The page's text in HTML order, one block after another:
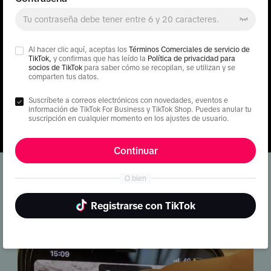
¿Por qué TikTok?
Al hacer clic aquí, aceptas los Términos Comerciales de servicio de
TikTok, y confirmas que has leído la Política de privacidad para
socios de TikTok para saber cómo se recopilan, se utilizan y se
comparten tus datos.
Suscríbete a correos electrónicos con novedades, eventos e
información de TikTok For Business y TikTok Shop. Puedes anular tu
suscripción en cualquier momento en los ajustes de usuario.
Continuar
O bien
Registrarse con TikTok